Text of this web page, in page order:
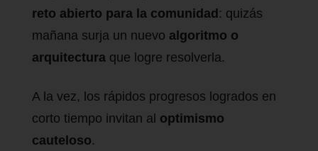
reto abierto para la comunidad : quizás
mañana surja un nuevo algoritmo o
arquitectura que logre resolverla.
A la vez, los rápidos progresos logrados en
corto tiempo invitan al optimismo
cauteloso.